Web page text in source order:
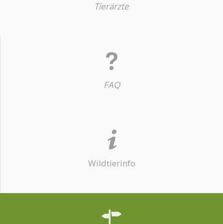
Tierärzte
FAQ
Wildtierinfo